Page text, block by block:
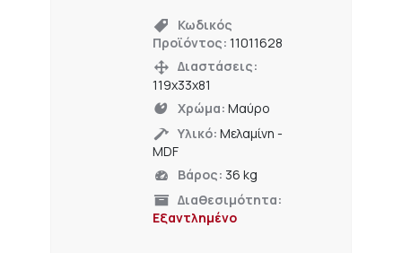
Κωδικός
Προϊόντος:11011628
Διαστάσεις:
119x33x81
Χρώμα:Μαύρο
Υλικό:Μελαμίνη -
MDF
Βάρος: 36 kg
Διαθεσιμότητα:
Εξαντλημένο